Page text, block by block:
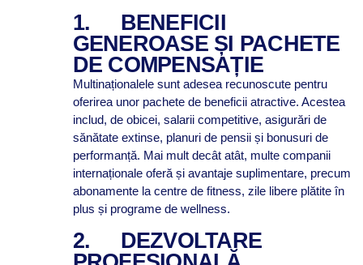
1.
BENEFICII
GENEROASE ȘI PACHETE
DE COMPENSAȚIE
Multinaționalele sunt adesea recunoscute pentru
oferirea unor pachete de beneficii atractive. Acestea
includ, de obicei, salarii competitive, asigurări de
sănătate extinse, planuri de pensii și bonusuri de
performanță. Mai mult decât atât, multe companii
internaționale oferă și avantaje suplimentare, precum
abonamente la centre de fitness, zile libere plătite în
plus și programe de wellness.
2.
DEZVOLTARE